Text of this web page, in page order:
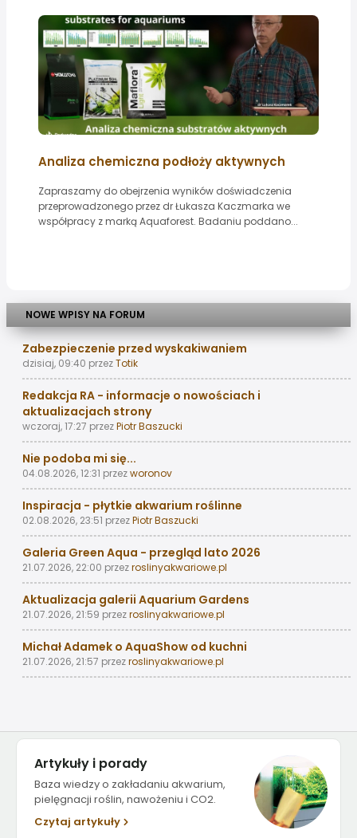
Analiza chemiczna podłoży aktywnych
Zapraszamy do obejrzenia wyników doświadczenia
przeprowadzonego przez dr Łukasza Kaczmarka we
współpracy z marką Aquaforest. Badaniu poddano...
NOWE WPISY NA FORUM
Zabezpieczenie przed wyskakiwaniem
dzisiaj, 09:40 przezTotik
Redakcja RA - informacje o nowościach i
aktualizacjach strony
wczoraj, 17:27 przezPiotr Baszucki
Nie podoba mi się...
04.08.2026, 12:31 przezworonov
Inspiracja - płytkie akwarium roślinne
02.08.2026, 23:51 przezPiotr Baszucki
Galeria Green Aqua - przegląd lato 2026
21.07.2026, 22:00 przezroslinyakwariowe.pl
Aktualizacja galerii Aquarium Gardens
21.07.2026, 21:59 przezroslinyakwariowe.pl
Michał Adamek o AquaShow od kuchni
21.07.2026, 21:57 przezroslinyakwariowe.pl
Artykuły i porady
Baza wiedzy o zakładaniu akwarium,
pielęgnacji roślin, nawożeniu i CO2.
Czytaj artykuły